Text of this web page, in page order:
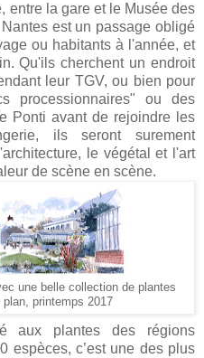
entre la gare et le Musée des
est un passage obligé
ou habitants à l'année, et
Qu'ils cherchent un endroit
leur TGV, ou bien pour
processionnaires" ou des
Ponti avant de rejoindre les
ils seront surement
le végétal et l'art
de scène en scène.
une belle collection de plantes
printemps 2017
aux plantes des régions
espèces, c’est une des plus